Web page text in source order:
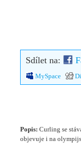
Sdílet na:
MySpace
Popis: Curling se
objevuje i na